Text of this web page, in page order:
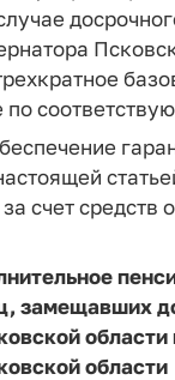
счет средств
замещавших
области
области